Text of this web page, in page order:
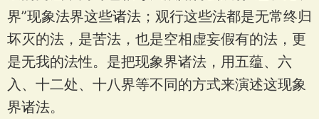
界”现象法界这些诸法；观行这些法都是无常终归
坏灭的法，是苦法，也是空相虚妄假有的法，更
是无我的法性。是把现象界诸法，用五蕴、六
入、十二处、十八界等不同的方式来演述这现象
界诸法。